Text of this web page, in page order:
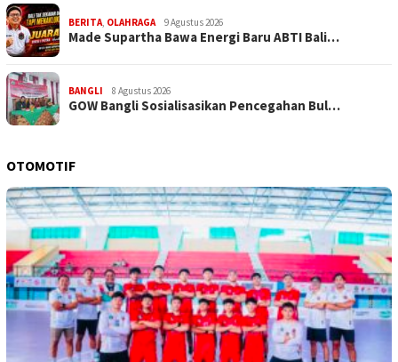
BERITA, OLAHRAGA 9 Agustus 2026
Made Supartha Bawa Energi Baru ABTI Bali…
BANGLI 8 Agustus 2026
GOW Bangli Sosialisasikan Pencegahan Bul…
OTOMOTIF